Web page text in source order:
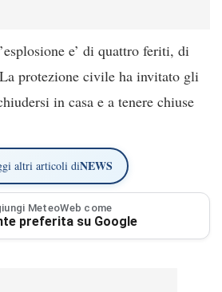
e’ di quattro feriti, di
protezione civile ha invitato gli
in casa e a tenere chiuse
altri articoli diNEWS
MeteoWeb come
preferita su Google